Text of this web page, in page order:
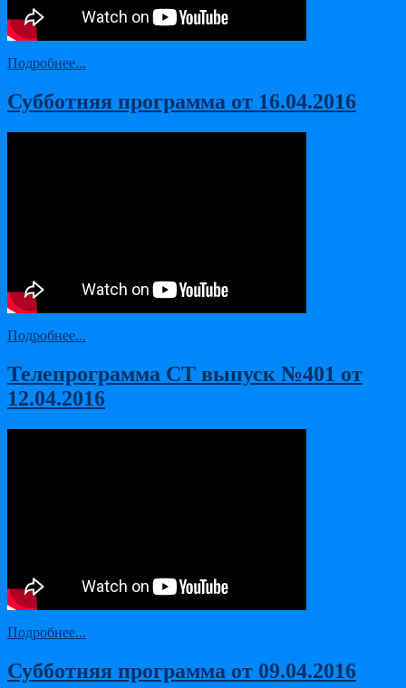
Подробнее...
Субботняя программа от 16.04.2016
Подробнее...
Телепрограмма СТ выпуск №401 от
12.04.2016
Подробнее...
Субботняя программа от 09.04.2016